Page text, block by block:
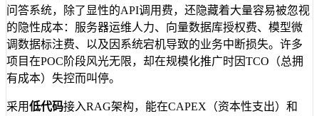
问答系统，除了显性的API调用费，还隐藏着大量容易被忽视
的隐性成本：服务器运维人力、向量数据库授权费、模型微
调数据标注费、以及因系统宕机导致的业务中断损失。许多
项目在POC阶段风光无限，却在规模化推广时因TCO（总拥
有成本）失控而叫停。
采用低代码接入RAG架构，能在CAPEX（资本性支出）和